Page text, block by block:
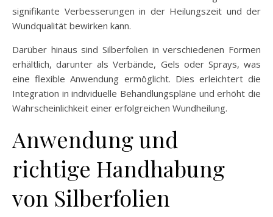
signifikante Verbesserungen in der Heilungszeit und der
Wundqualität bewirken kann.
Darüber hinaus sind Silberfolien in verschiedenen Formen
erhältlich, darunter als Verbände, Gels oder Sprays, was
eine flexible Anwendung ermöglicht. Dies erleichtert die
Integration in individuelle Behandlungspläne und erhöht die
Wahrscheinlichkeit einer erfolgreichen Wundheilung.
Anwendung und
richtige Handhabung
von Silberfolien